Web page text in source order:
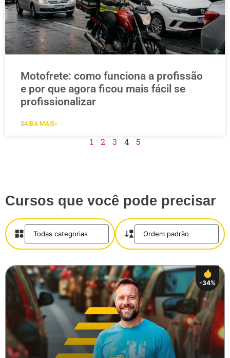
Motofrete: como funciona a profissão
e por que agora ficou mais fácil se
profissionalizar
SAIBA MAIS»
1 2 3 4 5
Cursos que você pode precisar
-34%